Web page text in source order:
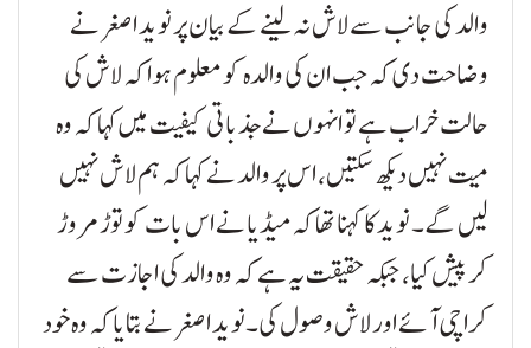
والد کی جانب سے لاش نہ لینے کے بیان پر نوید اصغر نے
وضاحت دی کہ جب ان کی والدہ کو معلوم ہوا کہ لاش کی
حالت خراب ہے تو انہوں نے جذباتی کیفیت میں کہا کہ وہ
میت نہیں دیکھ سکتیں، اس پر والد نے کہا کہ ہم لاش نہیں
لیں گے۔ نوید کا کہنا تھا کہ میڈیا نے اس بات کو توڑ مروڑ
کر پیش کیا، جبکہ حقیقت یہ ہے کہ وہ والد کی اجازت سے
کراچی آئے اور لاش وصول کی۔نوید اصغر نے بتایا کہ وہ خود